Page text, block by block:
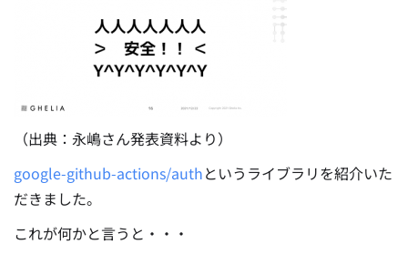
（出典：永嶋さん発表資料より）
google-github-actions/authというライブラリを紹介いた
だきました。
これが何かと言うと・・・